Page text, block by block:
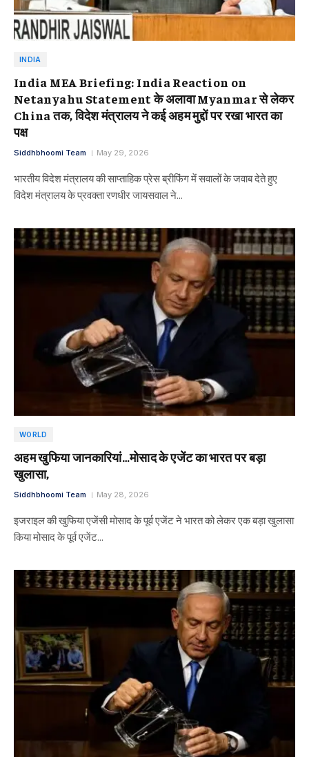
INDIA
India MEA Briefing: India Reaction on
Netanyahu Statement के अलावा Myanmar से लेकर
China तक, विदेश मंत्रालय ने कई अहम मुद्दों पर रखा भारत का
पक्ष
Siddhbhoomi Team May 29, 2026
भारतीय विदेश मंत्रालय की साप्ताहिक प्रेस ब्रीफिंग में सवालों के जवाब देते हुए
विदेश मंत्रालय के प्रवक्ता रणधीर जायसवाल ने…
WORLD
अहम खुफिया जानकारियां…मोसाद के एजेंट का भारत पर बड़ा
खुलासा,
Siddhbhoomi Team May 28, 2026
इजराइल की खुफिया एजेंसी मोसाद के पूर्व एजेंट ने भारत को लेकर एक बड़ा खुलासा
किया मोसाद के पूर्व एजेंट…